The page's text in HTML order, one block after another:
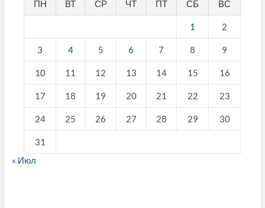
ПН ВТ СР ЧТ ПТ СБ ВС
1 2
3 4 5 6 7 8 9
10 11 12 13 14 15 16
17 18 19 20 21 22 23
24 25 26 27 28 29 30
31
« Июл